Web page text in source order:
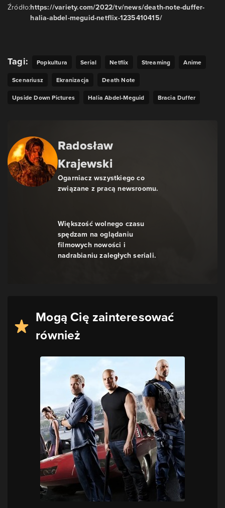
Źródło:https://variety.com/2022/tv/news/death-note-duffer-
halia-abdel-meguid-netflix-1235410415/
Tagi: Popkultura Serial Netflix Streaming
Anime
Scenariusz
Ekranizacja
Death Note
Upside Down Pictures
Halia Abdel-Meguid Bracia Duffer
Radosław
Krajewski
Ogarniacz wszystkiego co
związane z pracą newsroomu.
Większość wolnego czasu
spędzam na oglądaniu
filmowych nowości i
nadrabianiu zaległych seriali.
Mogą Cię zainteresować
również